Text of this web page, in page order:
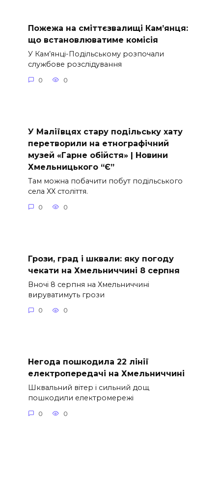
Пожежа на сміттєзвалищі Кам’янця:
що встановлюватиме комісія
У Кам’янці-Подільському розпочали
службове розслідування
0 0
У Маліївцях стару подільську хату
перетворили на етнографічний
музей «Гарне обійстя» | Новини
Хмельницького “Є”
Там можна побачити побут подільського
села ХХ століття.
0 0
Грози, град і шквали: яку погоду
чекати на Хмельниччині 8 серпня
Вночі 8 серпня на Хмельниччині
вируватимуть грози
0 0
Негода пошкодила 22 лінії
електропередачі на Хмельниччині
Шквальний вітер і сильний дощ
пошкодили електромережі
0 0